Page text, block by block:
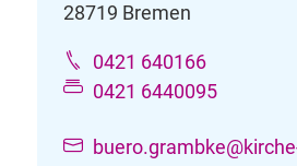
28719 Bremen
0421 640166
0421 6440095